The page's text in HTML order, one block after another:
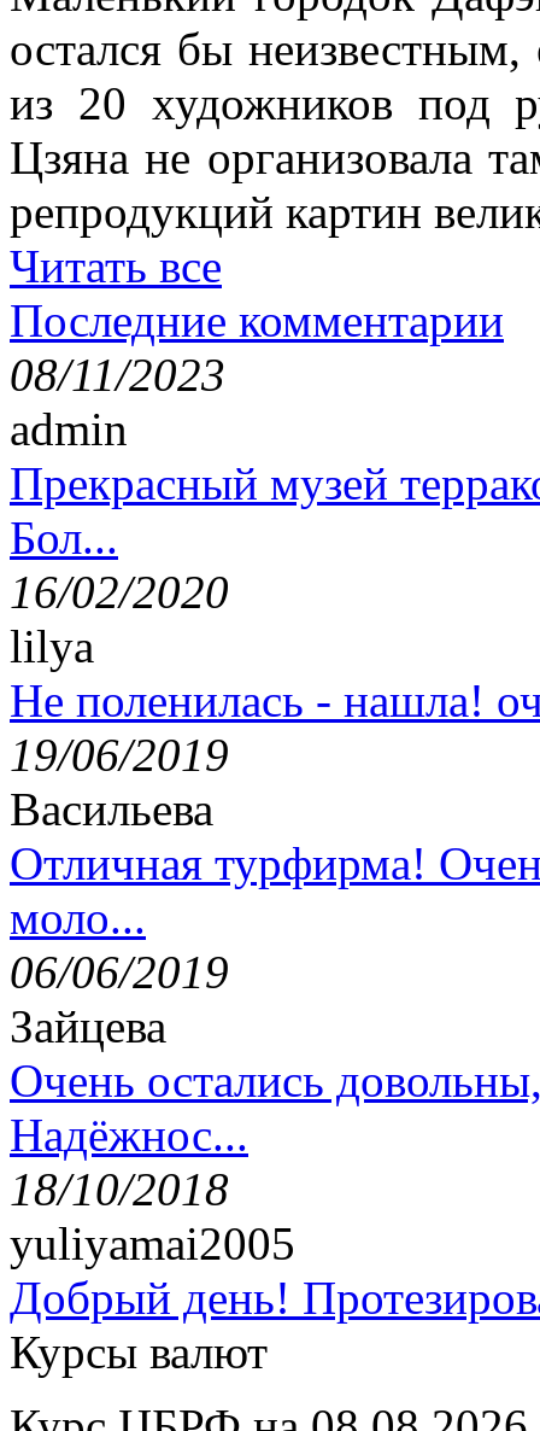
остался бы
из 20 художников под
Цзяна не организовала
репродукций картин
Читать все
Последние комментарии
08/11/2023
admin
Прекрасный музей
Бол...
16/02/2020
lilya
Не поленилась - нашла!
19/06/2019
Васильева
Отличная турфирма!
моло...
06/06/2019
Зайцева
Очень остались
Надёжнос...
18/10/2018
yuliyamai2005
Добрый день!
Курсы валют